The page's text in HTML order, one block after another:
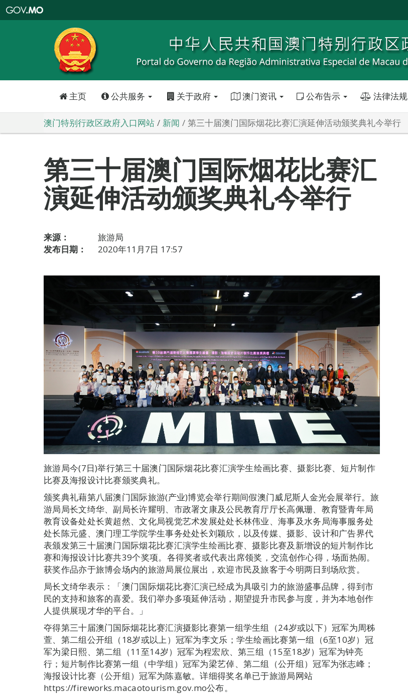
特
政
区
政
口
主页 公共服务 关于政府 澳门资讯 公布告示 法律法规
澳门特别行政区政府入口网站 新闻 第三十届澳门国际烟花比赛汇演延伸活动颁奖典礼今举行
第三十届澳门国际烟花比赛汇
演延伸活动颁奖典礼今举行
来源：
旅游局
发布日期：
2020年11月7日 17:57
旅游局今(7日)举行第三十届澳门国际烟花比赛汇演学生绘画比赛、摄影比赛、短片制作
比赛及海报设计比赛颁奖典礼。
颁奖典礼藉第八届澳门国际旅游(产业)博览会举行期间假澳门威尼斯人金光会展举行。旅
游局局长文绮华、副局长许耀明、市政署文康及公民教育厅厅长高佩珊、教育暨青年局
教育设备处处长黄超然、文化局视觉艺术发展处处长林伟业、海事及水务局海事服务处
处长陈元盛、澳门理工学院学生事务处处长刘颖欣，以及传媒、摄影、设计和广告界代
表颁发第三十届澳门国际烟花比赛汇演学生绘画比赛、摄影比赛及新增设的短片制作比
赛和海报设计比赛共39个奖项。各得奖者或代表出席领奖，交流创作心得，场面热闹。
获奖作品亦于旅博会场内的旅游局展位展出，欢迎市民及旅客于今明两日到场欣赏。
局长文绮华表示：「澳门国际烟花比赛汇演已经成为具吸引力的旅游盛事品牌，得到市
民的支持和旅客的喜爱。我们举办多项延伸活动，期望提升市民参与度，并为本地创作
人提供展现才华的平台。」
夺得第三十届澳门国际烟花比赛汇演摄影比赛第一组学生组（24岁或以下）冠军为周秭
萱、第二组公开组（18岁或以上）冠军为李文乐；学生绘画比赛第一组（6至10岁）冠
军为梁日熙、第二组（11至14岁）冠军为程宏欣、第三组（15至18岁）冠军为钟亮
行；短片制作比赛第一组（中学组）冠军为梁艺倬、第二组（公开组）冠军为张志峰；
海报设计比赛（公开组）冠军为陈嘉敏。详细得奖名单已于旅游局网站
https://fireworks.macaotourism.gov.mo公布。